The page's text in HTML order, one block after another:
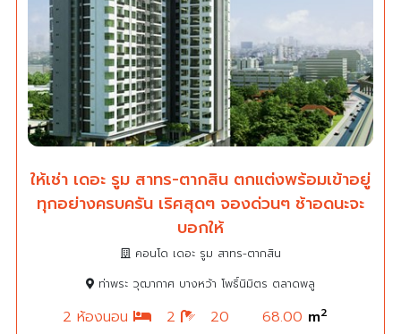
ให้เช่า เดอะ รูม สาทร-ตากสิน ตกแต่งพร้อมเข้าอยู่
ทุกอย่างครบครัน เริศสุดๆ จองด่วนๆ ช้าอดนะจะ
บอกให้
คอนโด เดอะ รูม สาทร-ตากสิน
ท่าพระ วุฒากาศ บางหว้า โพธิ์นิมิตร ตลาดพลู
2 ห้องนอน 2 20 68.00 m2